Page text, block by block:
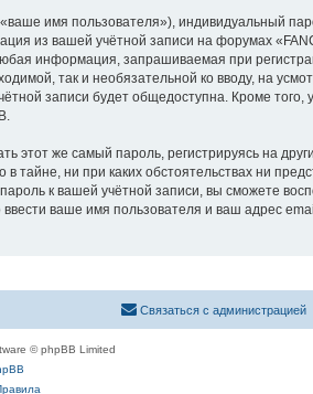
имя пользователя»), индивидуальный
из вашей учётной записи на форумах
информация, запрашиваемая при
так и необязательной ко вводу, на
записи будет общедоступна. Кроме того,
же самый пароль, регистрируясь на
тайне, ни при каких обстоятельствах ни
к вашей учётной записи, вы сможете
ваше имя пользователя и ваш адрес
Связаться с администрацией
© phpBB Limited